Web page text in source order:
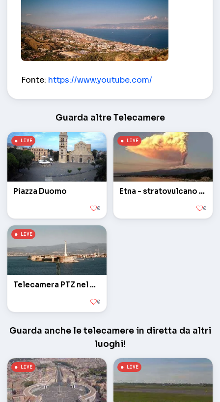
Fonte: https://www.youtube.com/
Guarda altre Telecamere
Piazza Duomo
0
Etna - stratovulcano attivo
0
Telecamera PTZ nel porto
0
Guarda anche le telecamere in diretta da altri
luoghi!